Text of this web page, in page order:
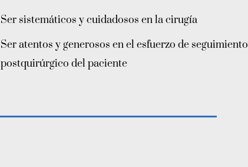
Ser sistemáticos y cuidadosos en la cirugía
Ser atentos y generosos en el esfuerzo de seguimiento
postquirúrgico del paciente